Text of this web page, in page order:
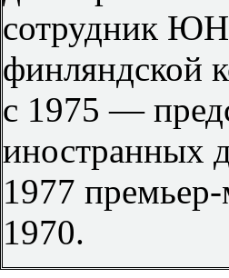
сотрудник
финляндской
с 1975 —
иностранных
1977
1970.